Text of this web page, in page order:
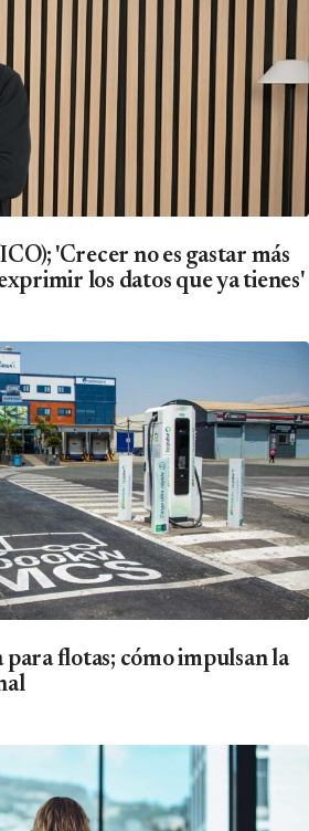
'Crecer no es gastar más
los datos que ya tienes'
para flotas; cómo impulsan la